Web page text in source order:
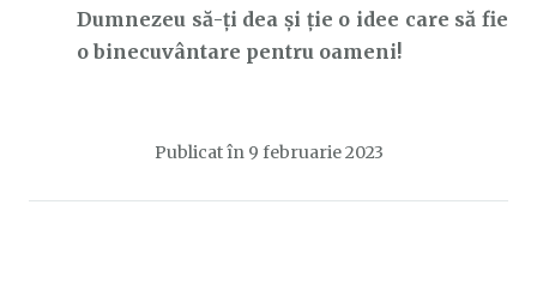
Dumnezeu să-ți dea și ție o idee care să fie
o binecuvântare pentru oameni!
Publicat în 9 februarie 2023